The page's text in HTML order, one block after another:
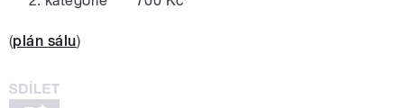
(plán sálu)